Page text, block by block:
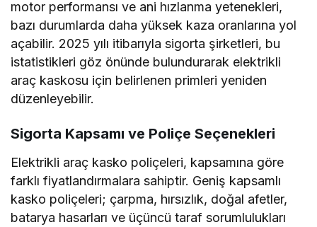
motor performansı ve ani hızlanma yetenekleri,
bazı durumlarda daha yüksek kaza oranlarına yol
açabilir. 2025 yılı itibarıyla sigorta şirketleri, bu
istatistikleri göz önünde bulundurarak elektrikli
araç kaskosu için belirlenen primleri yeniden
düzenleyebilir.
Sigorta Kapsamı ve Poliçe Seçenekleri
Elektrikli araç kasko poliçeleri, kapsamına göre
farklı fiyatlandırmalara sahiptir. Geniş kapsamlı
kasko poliçeleri; çarpma, hırsızlık, doğal afetler,
batarya hasarları ve üçüncü taraf sorumlulukları